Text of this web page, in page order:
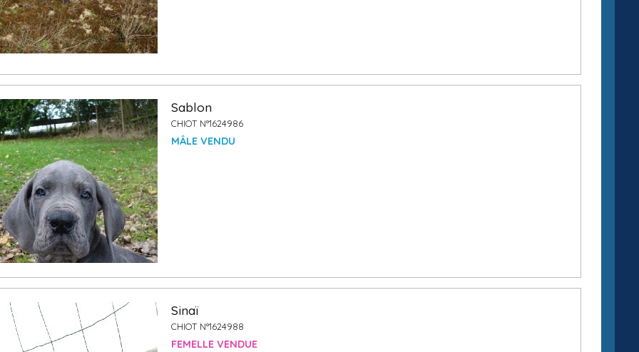
Sablon
CHIOT N°1624986
MÂLE VENDU
Sinaï
CHIOT N°1624988
FEMELLE VENDUE